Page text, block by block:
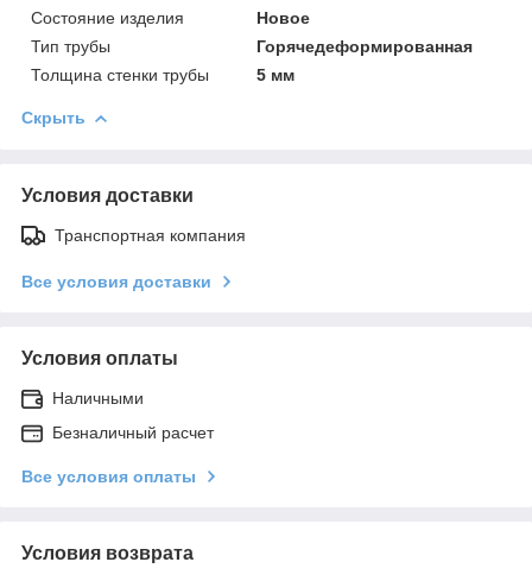
Состояние изделия
Новое
Тип трубы
Горячедеформированная
Толщина стенки трубы
5 мм
Скрыть
Условия доставки
Транспортная компания
Все условия доставки
Условия оплаты
Наличными
Безналичный расчет
Все условия оплаты
Условия возврата